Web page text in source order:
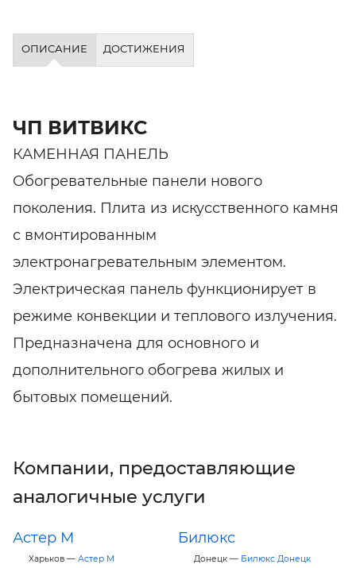
ОПИСАНИЕ ДОСТИЖЕНИЯ
ЧП ВИТВИКС
КАМЕННАЯ ПАНЕЛЬ
Обогревательные панели нового
поколения. Плита из искусственного камня
с вмонтированным
электронагревательным элементом.
Электрическая панель функционирует в
режиме конвекции и теплового излучения.
Предназначена для основного и
дополнительного обогрева жилых и
бытовых помещений.
Компании, предоставляющие
аналогичные услуги
Астер М
Харьков — Астер М
Билюкс
Донецк — Билюкс Донецк